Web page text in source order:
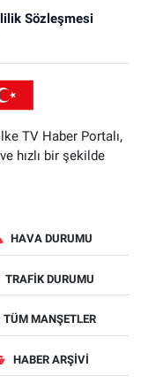
Sözleşmesi
TV Haber Portalı,
hızlı bir şekilde
HAVA DURUMU
TRAFIK DURUMU
TÜM MANŞETLER
HABER ARŞIVI